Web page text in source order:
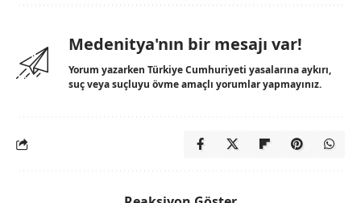
Medenitya'nın bir mesajı var!
Yorum yazarken Türkiye Cumhuriyeti yasalarına aykırı,
suç veya suçluyu övme amaçlı yorumlar yapmayınız.